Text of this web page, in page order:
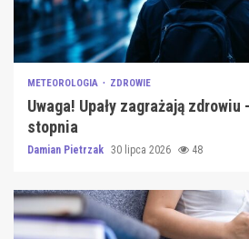
METEOROLOGIA ZDROWIE
Uwaga! Upały zagrażają
stopnia
Damian Pietrzak 30 lipca 2026 48